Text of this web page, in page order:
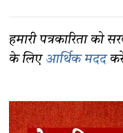
हमारी पत्रकारिता को
के लिए आर्थिक मदद